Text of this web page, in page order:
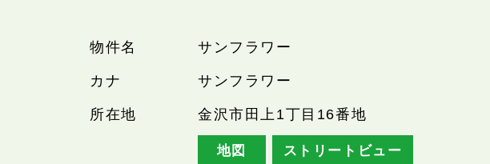
物件名 サンフラワー
カナ サンフラワー
所在地 金沢市田上1丁目16番地
地図 ストリートビュー